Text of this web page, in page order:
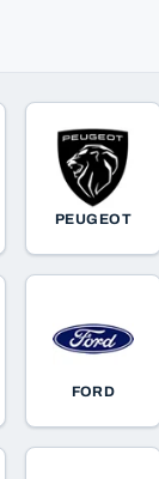
PEUGEOT
FORD